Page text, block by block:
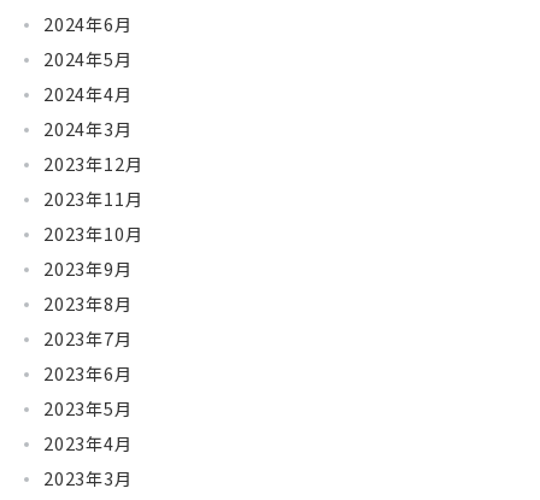
2024年6月
2024年5月
2024年4月
2024年3月
2023年12月
2023年11月
2023年10月
2023年9月
2023年8月
2023年7月
2023年6月
2023年5月
2023年4月
2023年3月